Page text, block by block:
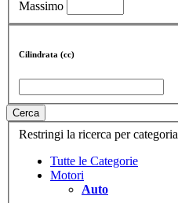
Massimo
Cilindrata (cc)
Cerca
Restringi la ricerca per categoria
Tutte le Categorie
Motori
Auto